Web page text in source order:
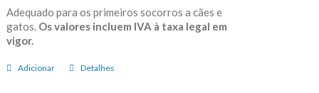
Adequado para os primeiros socorros a cães e
gatos. Os valores incluem IVA à taxa legal em
vigor.
Adicionar Detalhes